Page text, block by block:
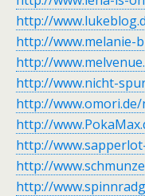
http://
http://www.melanie-
http://
http://www.nicht-
http://www.omori.de/
http://
http://
http://
http://